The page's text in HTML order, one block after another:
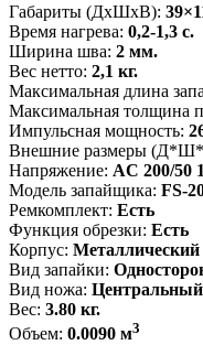
Габариты (ДxШxВ):
Время нагрева: 0,2-1,3 с.
Ширина шва: 2 мм.
Вес нетто: 2,1 кг.
Максимальная длина
Максимальная толщина
Импульсная мощность:
Внешние размеры
Напряжение: AC 200/50
Модель запайщика: FS-
Ремкомплект: Есть
Функция обрезки: Есть
Корпус: Металлический
Вид запайки:
Вид ножа: Центральный
Вес: 3.80 кг.
Объем: 0.0090 м3